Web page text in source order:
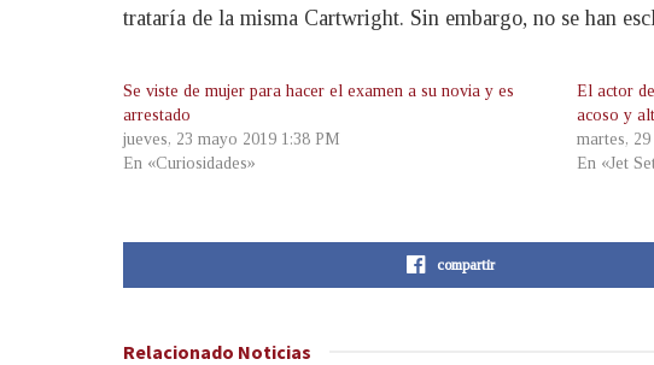
trataría de la misma Cartwright. Sin embargo, no se han
Se viste de mujer para hacer el examen a su novia y es
arrestado
jueves, 23 mayo 2019 1:38 PM
En «Curiosidades»
El actor
acoso y
martes,
En «Jet
compartir
Relacionado Noticias